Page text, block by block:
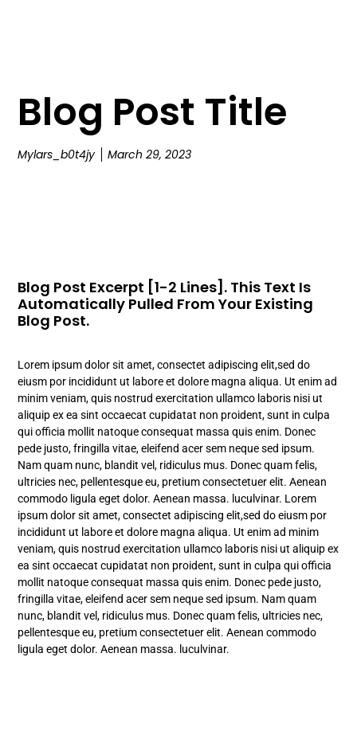
Blog Post Title
Mylars_b0t4jy March 29, 2023
Blog Post Excerpt [1-2 Lines]. This Text Is
Automatically Pulled From Your Existing
Blog Post.
Lorem ipsum dolor sit amet, consectet adipiscing elit,sed do
eiusm por incididunt ut labore et dolore magna aliqua. Ut enim ad
minim veniam, quis nostrud exercitation ullamco laboris nisi ut
aliquip ex ea sint occaecat cupidatat non proident, sunt in culpa
qui officia mollit natoque consequat massa quis enim. Donec
pede justo, fringilla vitae, eleifend acer sem neque sed ipsum.
Nam quam nunc, blandit vel, ridiculus mus. Donec quam felis,
ultricies nec, pellentesque eu, pretium consectetuer elit. Aenean
commodo ligula eget dolor. Aenean massa. luculvinar. Lorem
ipsum dolor sit amet, consectet adipiscing elit,sed do eiusm por
incididunt ut labore et dolore magna aliqua. Ut enim ad minim
veniam, quis nostrud exercitation ullamco laboris nisi ut aliquip ex
ea sint occaecat cupidatat non proident, sunt in culpa qui officia
mollit natoque consequat massa quis enim. Donec pede justo,
fringilla vitae, eleifend acer sem neque sed ipsum. Nam quam
nunc, blandit vel, ridiculus mus. Donec quam felis, ultricies nec,
pellentesque eu, pretium consectetuer elit. Aenean commodo
ligula eget dolor. Aenean massa. luculvinar.